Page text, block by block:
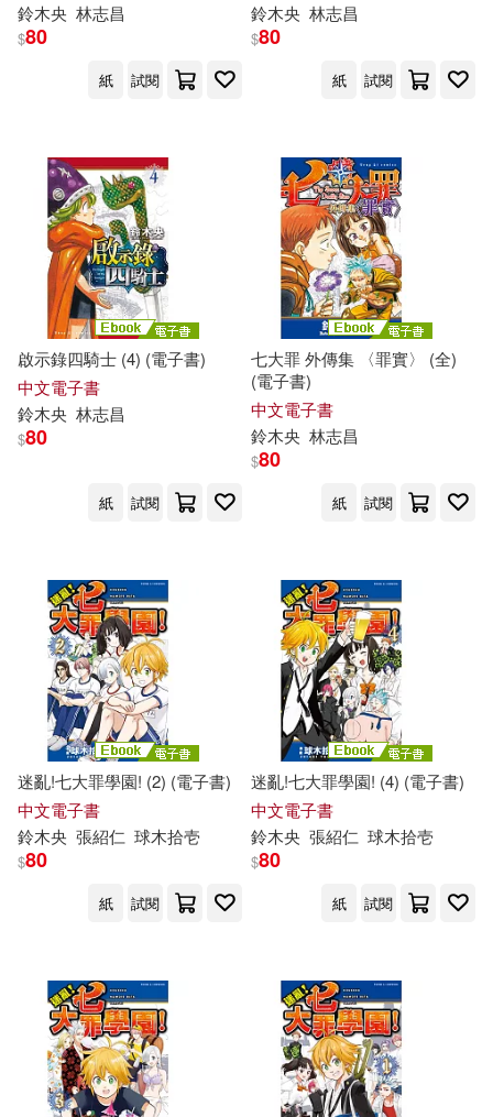
鈴木央 林志昌
$80
紙 試閱
鈴木央 林志昌
$80
紙 試閱
啟示錄四騎士 (4) (電子書)
中文電子書
鈴木央 林志昌
$80
紙 試閱
七大罪 外傳集 〈罪實〉 (全)
(電子書)
中文電子書
鈴木央 林志昌
$80
紙 試閱
迷亂!七大罪學園! (2) (電子書)
中文電子書
鈴木央 張紹仁 球木拾壱
$80
紙 試閱
迷亂!七大罪學園! (4) (電子書)
中文電子書
鈴木央 張紹仁 球木拾壱
$80
紙 試閱